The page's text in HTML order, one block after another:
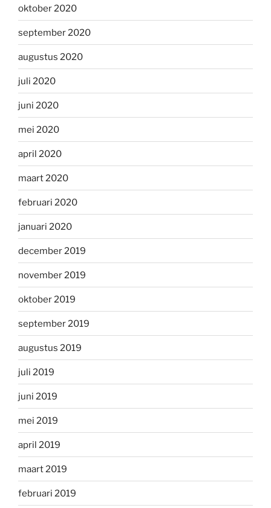
oktober 2020
september 2020
augustus 2020
juli 2020
juni 2020
mei 2020
april 2020
maart 2020
februari 2020
januari 2020
december 2019
november 2019
oktober 2019
september 2019
augustus 2019
juli 2019
juni 2019
mei 2019
april 2019
maart 2019
februari 2019